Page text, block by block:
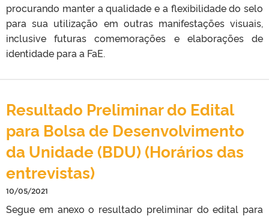
procurando manter a qualidade e a flexibilidade do selo
para sua utilização em outras manifestações visuais,
inclusive futuras comemorações e elaborações de
identidade para a FaE.
Resultado Preliminar do Edital
para Bolsa de Desenvolvimento
da Unidade (BDU) (Horários das
entrevistas)
10/05/2021
Segue em anexo o resultado preliminar do edital para